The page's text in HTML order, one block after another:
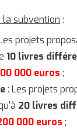
subvention :
projets
10 livres
000 euros ;
: Les projets
20 livres
000 euros ;